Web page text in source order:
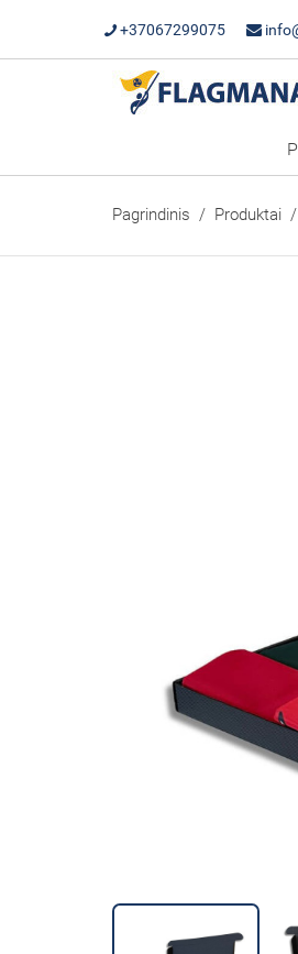
+37067299075
Pagrindinis Produktai